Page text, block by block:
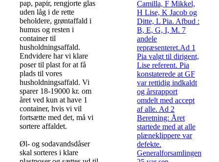
pap, papir, rengjorte glas
uden låg i de rette
beholdere, grøntaffald i
humus og resten i
container til
husholdningsaffald.
Endvidere har vi klare
poser til plast for at få
plads til vores
husholdningsaffald. Vi
sparer 18-19000 kr. om
året ved kun at have 1
container, hvis vi vil
fortsætte med det, må vi
sortere affaldet.
Øl- og sodavandsdåser
skal sorteres i klare
Camilla, F Mikkel,
H Lise, K Jacob og
Ditte, L Pia. Afbud :
B, E, G, I, M. 7
andele
repræsenteret.Ad 1
Pia valgt til dirigent,
Lise referent. Pia
konstaterede at GF
var rettidig indkaldt
og årsrapport
omdelt med accept
af alle. Ad 2
Beretning: Året
startede med at alle
plæneklippere var
defekte.
Generalforsamlingen